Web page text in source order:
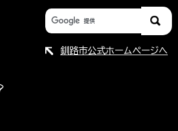
釧路市公式ホームページへ